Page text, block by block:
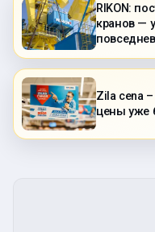
RIKON:
кранов —
Zila cena
цены уже